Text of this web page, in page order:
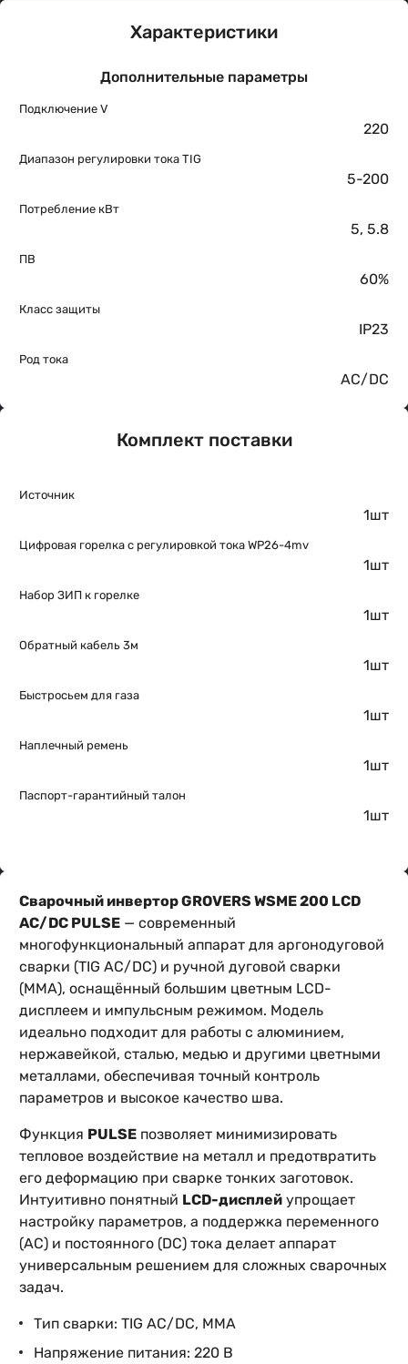
Характеристики
Дополнительные параметры
Подключение V
220
Диапазон регулировки тока TIG
5-200
Потребление кВт
5, 5.8
ПВ
60%
Класс защиты
IP23
Род тока
AC/DC
Комплект поставки
Источник
1шт
Цифровая горелка с регулировкой тока WP26-4mv
1шт
Набор ЗИП к горелке
1шт
Обратный кабель 3м
1шт
Быстросьем для газа
1шт
Наплечный ремень
1шт
Паспорт-гарантийный талон
1шт
Сварочный инвертор GROVERS WSME 200 LCD
AC/DC PULSE — современный
многофункциональный аппарат для аргонодуговой
сварки (TIG AC/DC) и ручной дуговой сварки
(MMA), оснащённый большим цветным LCD-
дисплеем и импульсным режимом. Модель
идеально подходит для работы с алюминием,
нержавейкой, сталью, медью и другими цветными
металлами, обеспечивая точный контроль
параметров и высокое качество шва.
Функция PULSE позволяет минимизировать
тепловое воздействие на металл и предотвратить
его деформацию при сварке тонких заготовок.
Интуитивно понятный LCD-дисплей упрощает
настройку параметров, а поддержка переменного
(AC) и постоянного (DC) тока делает аппарат
универсальным решением для сложных сварочных
задач.
Тип сварки: TIG AC/DC, MMA
Напряжение питания: 220 В